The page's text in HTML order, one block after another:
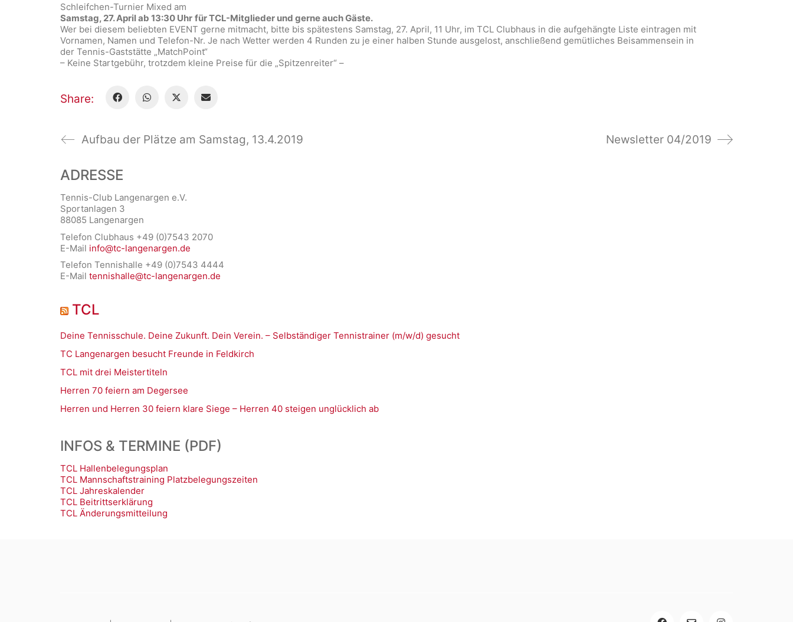
Schleifchen-Turnier Mixed am
Samstag, 27. April ab 13:30 Uhr für TCL-Mitglieder und gerne auch Gäste.
Wer bei diesem beliebten EVENT gerne mitmacht, bitte bis spätestens Samstag, 27. April, 11 Uhr, im TCL Clubhaus in die aufgehängte Liste eintragen mit
Vornamen, Namen und Telefon-Nr. Je nach Wetter werden 4 Runden zu je einer halben Stunde ausgelost, anschließend gemütliches Beisammensein in
der Tennis-Gaststätte „MatchPoint“
– Keine Startgebühr, trotzdem kleine Preise für die „Spitzenreiter“ –
Share:
Aufbau der Plätze am Samstag, 13.4.2019 Newsletter 04/2019
ADRESSE
Tennis-Club Langenargen e.V.
Sportanlagen 3
88085 Langenargen
Telefon Clubhaus +49 (0)7543 2070
E-Mail info@tc-langenargen.de
Telefon Tennishalle +49 (0)7543 4444
E-Mail tennishalle@tc-langenargen.de
TCL
Deine Tennisschule. Deine Zukunft. Dein Verein. – Selbständiger Tennistrainer (m/w/d) gesucht
TC Langenargen besucht Freunde in Feldkirch
TCL mit drei Meistertiteln
Herren 70 feiern am Degersee
Herren und Herren 30 feiern klare Siege – Herren 40 steigen unglücklich ab
INFOS & TERMINE (PDF)
TCL Hallenbelegungsplan
TCL Mannschaftstraining Platzbelegungszeiten
TCL Jahreskalender
TCL Beitrittserklärung
TCL Änderungsmitteilung